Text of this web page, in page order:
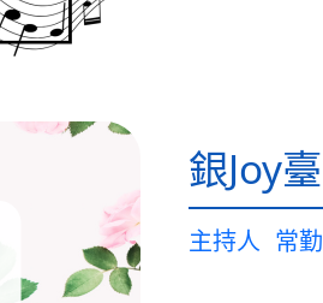
銀Joy
主持人 常